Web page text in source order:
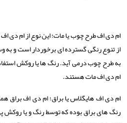
ام دی اف طرح چوب یا مات؛ این نوع از ام دی
از تنوع رنگی گسترده ­ای برخوردار است و
به طرح چوب درمی­ آید. رنگ ­ها یا روکش
ام دی اف مات هستند.
ام دی اف هایگلاس یا براق؛ ام دی اف براق
رنگ ­های براق بوده که توسط رنگ و یا روکش